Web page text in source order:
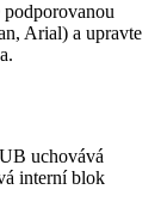
Arial) a upravte
uchovává
interní blok